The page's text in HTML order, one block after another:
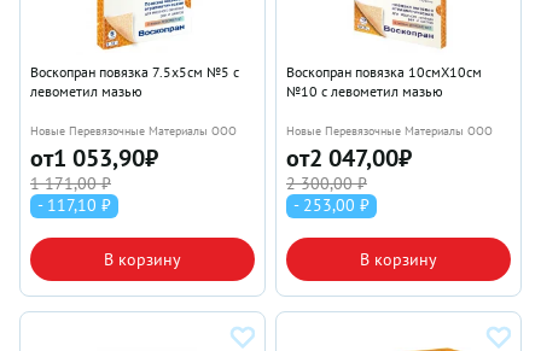
Воскопран повязка 7.5х5см №5 с
левометил мазью
Новые Перевязочные Материалы ООО
от1 053,90₽
1 171,00 ₽
- 117,10 ₽
В корзину
Воскопран повязка 10смX10см
№10 с левометил мазью
Новые Перевязочные Материалы ООО
от2 047,00₽
2 300,00 ₽
- 253,00 ₽
В корзину